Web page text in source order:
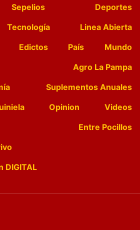
Sepelios
Deportes
Tecnología
Linea Abierta
Edictos País
Mundo
Agro La Pampa
Suplementos Anuales
Opinion
Videos
Entre Pocillos
DIGITAL